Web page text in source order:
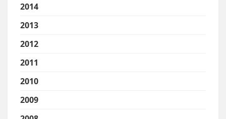
2014
2013
2012
2011
2010
2009